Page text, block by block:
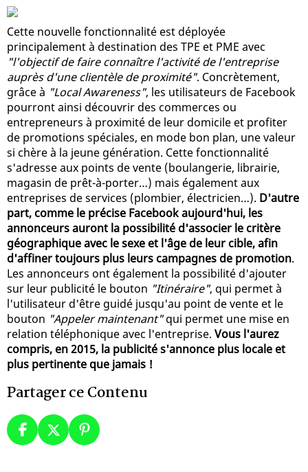
Cette nouvelle fonctionnalité est déployée
principalement à destination des TPE et PME avec
"l'objectif de faire connaître l'activité de l'entreprise
auprès d'une clientèle de proximité". Concrètement,
grâce à "Local Awareness", les utilisateurs de Facebook
pourront ainsi découvrir des commerces ou
entrepreneurs à proximité de leur domicile et profiter
de promotions spéciales, en mode bon plan, une valeur
si chère à la jeune génération. Cette fonctionnalité
s'adresse aux points de vente (boulangerie, librairie,
magasin de prêt-à-porter…) mais également aux
entreprises de services (plombier, électricien…). D'autre
part, comme le précise Facebook aujourd'hui, les
annonceurs auront la possibilité d'associer le critère
géographique avec le sexe et l'âge de leur cible, afin
d'affiner toujours plus leurs campagnes de promotion.
Les annonceurs ont également la possibilité d'ajouter
sur leur publicité le bouton "Itinéraire", qui permet à
l'utilisateur d'être guidé jusqu'au point de vente et le
bouton "Appeler maintenant"qui permet une mise en
relation téléphonique avec l'entreprise. Vous l'aurez
compris, en 2015, la publicité s'annonce plus locale et
plus pertinente que jamais !
Partager ce Contenu